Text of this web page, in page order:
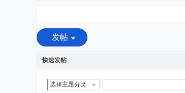
发帖
快速发帖
选择主题分类